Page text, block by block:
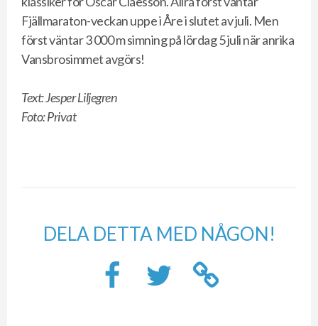
Fjällmaraton-veckan uppe i Åre i slutet av juli. Men
först väntar 3 000 m simning på lördag 5 juli när anrika
Vansbrosimmet avgörs!
Text: Jesper Liljegren
Foto: Privat
DELA DETTA MED NÅGON!